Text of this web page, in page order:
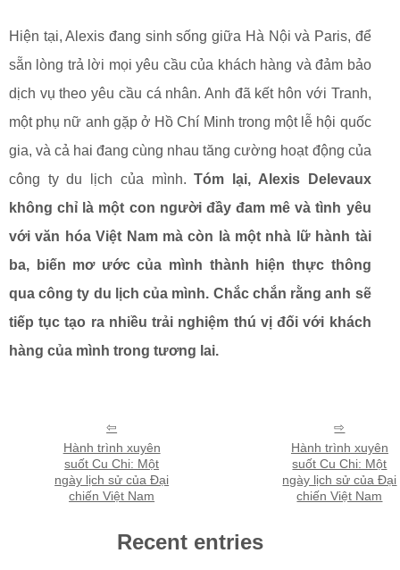
Hiện tại, Alexis đang sinh sống giữa Hà Nội và Paris, để
sẵn lòng trả lời mọi yêu cầu của khách hàng và đảm bảo
dịch vụ theo yêu cầu cá nhân. Anh đã kết hôn với Tranh,
một phụ nữ anh gặp ở Hồ Chí Minh trong một lễ hội quốc
gia, và cả hai đang cùng nhau tăng cường hoạt động của
công ty du lịch của mình.Tóm lại, Alexis Delevaux
không chỉ là một con người đầy đam mê và tình yêu
với văn hóa Việt Nam mà còn là một nhà lữ hành tài
ba, biến mơ ước của mình thành hiện thực thông
qua công ty du lịch của mình. Chắc chắn rằng anh sẽ
tiếp tục tạo ra nhiều trải nghiệm thú vị đối với khách
hàng của mình trong tương lai.
Hành trình xuyên
suốt Cu Chi: Một
ngày lịch sử của Đại
chiến Việt Nam
Hành trình xuyên
suốt Cu Chi: Một
ngày lịch sử của Đại
chiến Việt Nam
Recent entries